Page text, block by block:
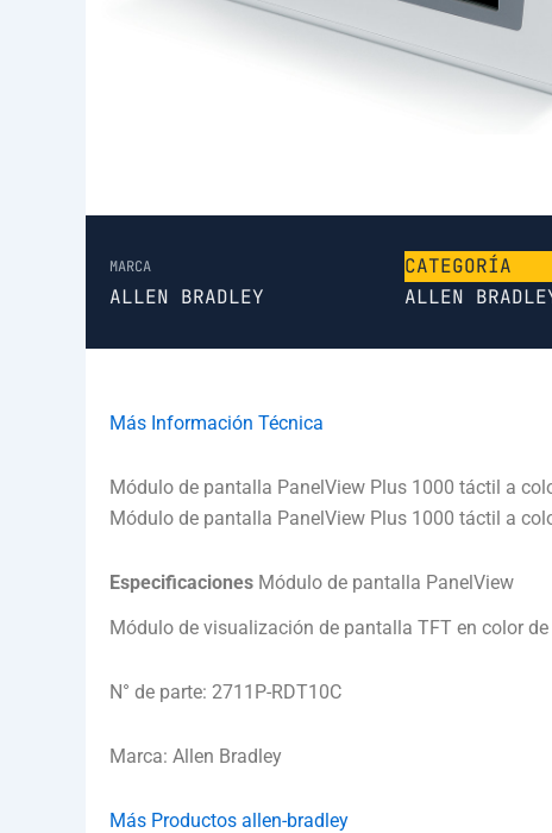
MARCA
ALLEN BRADLEY
CATEGORÍA
ALLEN
Más Información Técnica
Módulo de pantalla PanelView Plus 1000 táctil a
Módulo de pantalla PanelView Plus 1000 táctil a
Especificaciones Módulo de pantalla PanelView
Módulo de visualización de pantalla TFT en color
N° de parte: 2711P-RDT10C
Marca: Allen Bradley
Más Productos allen-bradley